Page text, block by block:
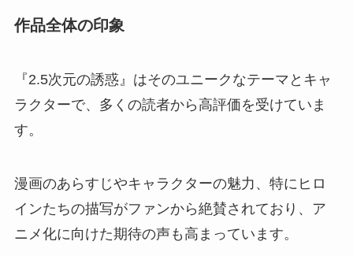
作品全体の印象
『2.5次元の誘惑』はそのユニークなテーマとキャ
ラクターで、多くの読者から高評価を受けていま
す。
漫画のあらすじやキャラクターの魅力、特にヒロ
インたちの描写がファンから絶賛されており、ア
ニメ化に向けた期待の声も高まっています。